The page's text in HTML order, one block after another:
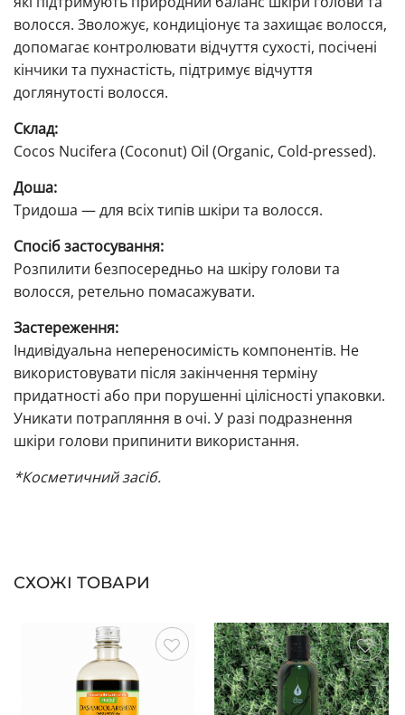
волосся. Зволожує, кондиціонує та захищає волосся,
допомагає контролювати відчуття сухості, посічені
кінчики та пухнастість, підтримує відчуття
доглянутості волосся.
Склад:
Cocos Nucifera (Coconut) Oil (Organic, Cold-pressed).
Доша:
Тридоша — для всіх типів шкіри та волосся.
Спосіб застосування:
Розпилити безпосередньо на шкіру голови та
волосся, ретельно помасажувати.
Застереження:
Індивідуальна непереносимість компонентів. Не
використовувати після закінчення терміну
придатності або при порушенні цілісності упаковки.
Уникати потрапляння в очі. У разі подразнення
шкіри голови припинити використання.
*Косметичний засіб.
СХОЖІ ТОВАРИ
Зберегти Зберегти